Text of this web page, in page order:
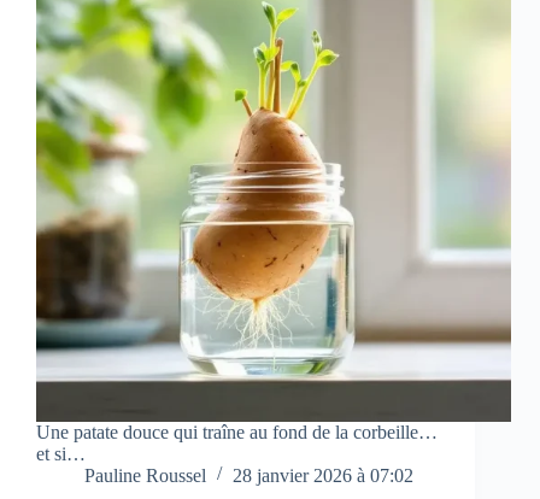
Une patate douce qui traîne au fond de la corbeille…
et si…
Pauline Roussel
28 janvier 2026 à 07:02